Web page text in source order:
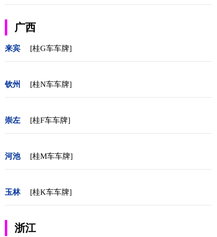
广西
来宾 [桂G车车牌]
钦州 [桂N车车牌]
崇左 [桂F车车牌]
河池 [桂M车车牌]
玉林 [桂K车车牌]
浙江